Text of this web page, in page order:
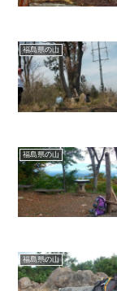
福島県の山
福島県の山
福島県の山